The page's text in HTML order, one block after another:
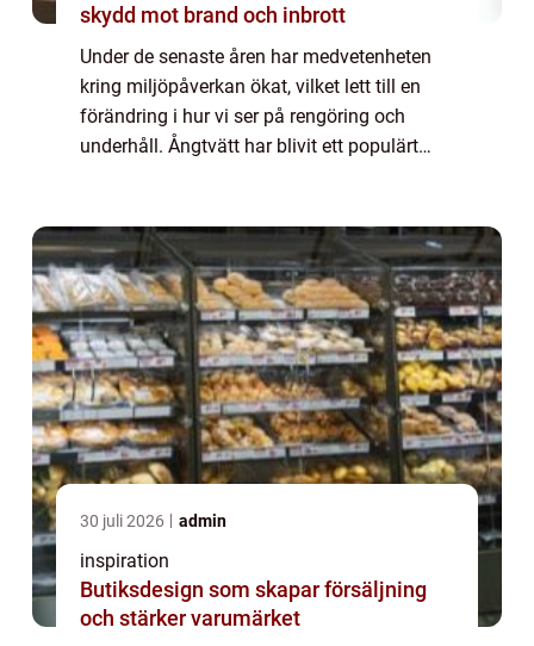
skydd mot brand och inbrott
Under de senaste åren har medvetenheten
kring miljöpåverkan ökat, vilket lett till en
förändring i hur vi ser på rengöring och
underhåll. Ångtvätt har blivit ett populärt
30 juli 2026 admin
inspiration
Butiksdesign som skapar försäljning
och stärker varumärket